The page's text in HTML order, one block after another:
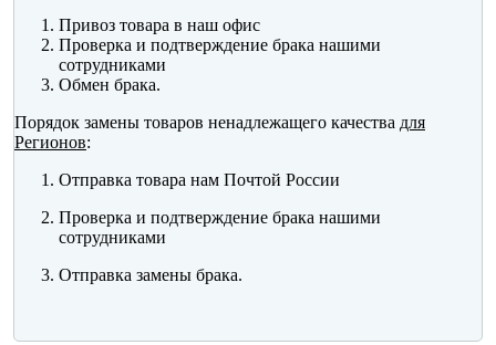
Привоз товара в наш офис
Проверка и подтверждение брака нашими
сотрудниками
Обмен брака.
Порядок замены товаров ненадлежащего качества для
Регионов:
Отправка товара нам Почтой России
Проверка и подтверждение брака нашими
сотрудниками
Отправка замены брака.